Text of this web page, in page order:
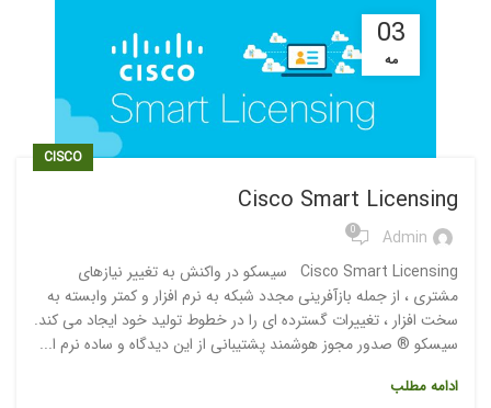
03
مه
CISCO
Cisco Smart Licensing
Admin
0
Cisco Smart Licensing سیسکو در واکنش به تغییر نیازهای
مشتری ، از جمله بازآفرینی مجدد شبکه به نرم افزار و کمتر وابسته به
سخت افزار ، تغییرات گسترده ای را در خطوط تولید خود ایجاد می کند.
سیسکو ® صدور مجوز هوشمند پشتیبانی از این دیدگاه و ساده نرم ا...
ادامه مطلب